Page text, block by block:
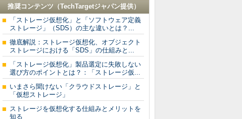
推奨コンテンツ（TechTargetジャパン提供）
「ストレージ仮想化」と「ソフトウェア定義
ストレージ」（SDS）の主な違いとは？...
徹底解説：ストレージ仮想化、オブジェクト
ストレージにおける「SDS」の仕組みと...
「ストレージ仮想化」製品選定に失敗しない
選び方のポイントとは？：「ストレージ仮...
いまさら聞けない「クラウドストレージ」と
「仮想ストレージ」
ストレージを仮想化する仕組みとメリットを
知る